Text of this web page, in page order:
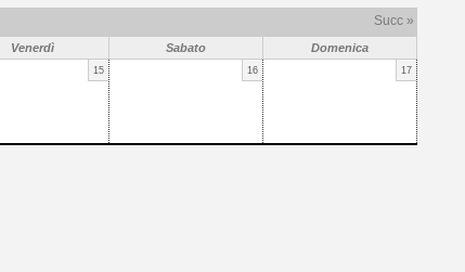
Succ »
Venerdì Sabato Domenica
15 16 17